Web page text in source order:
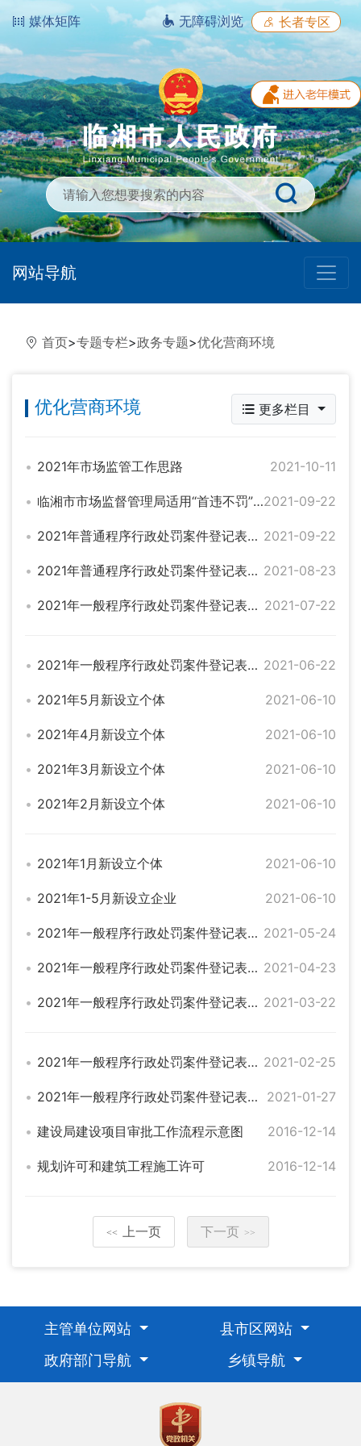
媒体矩阵 无障碍浏览 长者专区
网站导航
首页>专题专栏>政务专题>优化营商环境
优化营商环境 更多栏目
2021年市场监管工作思路 2021-10-11
临湘市市场监督管理局适用“首违不罚”的违法行为清单2021-09-22
2021年普通程序行政处罚案件登记表（九月） 2021-09-22
2021年普通程序行政处罚案件登记表（八月） 2021-08-23
2021年一般程序行政处罚案件登记表（七月） 2021-07-22
2021年一般程序行政处罚案件登记表（六月） 2021-06-22
2021年5月新设立个体 2021-06-10
2021年4月新设立个体 2021-06-10
2021年3月新设立个体 2021-06-10
2021年2月新设立个体 2021-06-10
2021年1月新设立个体 2021-06-10
2021年1-5月新设立企业 2021-06-10
2021年一般程序行政处罚案件登记表（五月） 2021-05-24
2021年一般程序行政处罚案件登记表（四月） 2021-04-23
2021年一般程序行政处罚案件登记表（三月） 2021-03-22
2021年一般程序行政处罚案件登记表（二月） 2021-02-25
2021年一般程序行政处罚案件登记表（一月） 2021-01-27
建设局建设项目审批工作流程示意图 2016-12-14
规划许可和建筑工程施工许可 2016-12-14
<< 上一页 下一页 >>
主管单位网站
县市区网站
政府部门导航
乡镇导航